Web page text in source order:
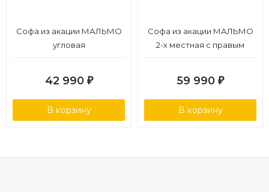
Софа из акации МАЛЬМО
угловая
42 990 ₽
В корзину
Софа из акации МАЛЬМО
2-х местная с правым
59 990 ₽
В корзину